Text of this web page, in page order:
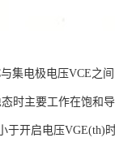
电极电压VCE之
主要工作在饱和
开启电压